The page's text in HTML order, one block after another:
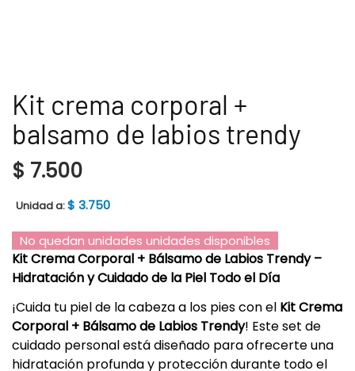
Kit crema corporal +
balsamo de labios trendy
$ 7.500
Unidad a:$ 3.750
No quedan unidades unidades disponibles
Kit Crema Corporal + Bálsamo de Labios Trendy –
Hidratación y Cuidado de la Piel Todo el Día
¡Cuida tu piel de la cabeza a los pies con el Kit Crema
Corporal + Bálsamo de Labios Trendy! Este set de
cuidado personal está diseñado para ofrecerte una
hidratación profunda y protección durante todo el